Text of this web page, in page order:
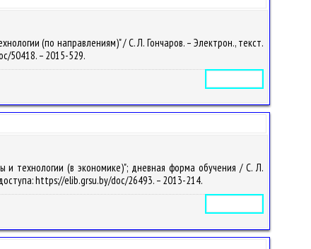
(по направлениям)" / С. Л. Гончаров. – Электрон., текст.
50418. – 2015-529.
технологии (в экономике)"; дневная форма обучения / С. Л.
https://elib.grsu.by/doc/26493. – 2013-214.